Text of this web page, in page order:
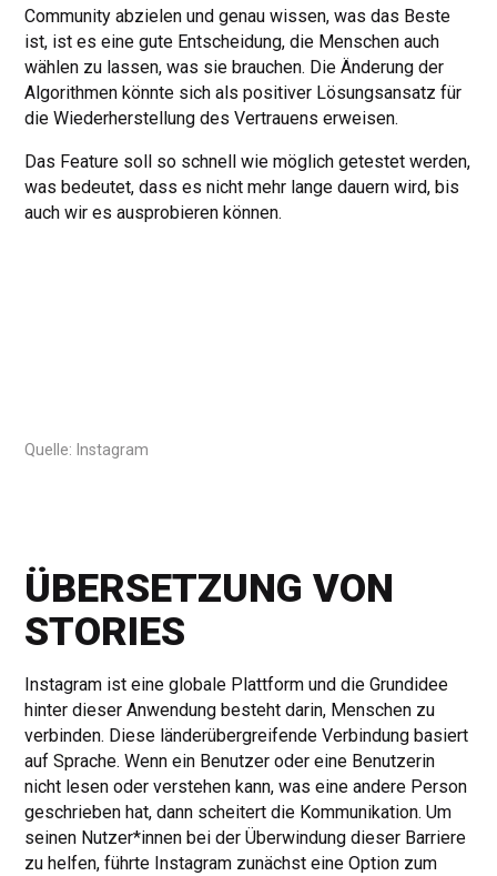
Community abzielen und genau wissen, was das Beste
ist, ist es eine gute Entscheidung, die Menschen auch
wählen zu lassen, was sie brauchen. Die Änderung der
Algorithmen könnte sich als positiver Lösungsansatz für
die Wiederherstellung des Vertrauens erweisen.
Das Feature soll so schnell wie möglich getestet werden,
was bedeutet, dass es nicht mehr lange dauern wird, bis
auch wir es ausprobieren können.
Quelle: Instagram
ÜBERSETZUNG VON
STORIES
Instagram ist eine globale Plattform und die Grundidee
hinter dieser Anwendung besteht darin, Menschen zu
verbinden. Diese länderübergreifende Verbindung basiert
auf Sprache. Wenn ein Benutzer oder eine Benutzerin
nicht lesen oder verstehen kann, was eine andere Person
geschrieben hat, dann scheitert die Kommunikation. Um
seinen Nutzer*innen bei der Überwindung dieser Barriere
zu helfen, führte Instagram zunächst eine Option zum